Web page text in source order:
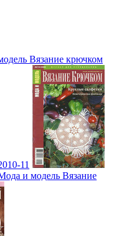
Вязание крючком
11
и модель Вязание